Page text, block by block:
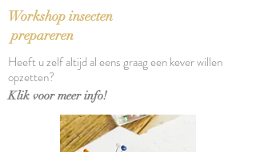
Verschijningsdatum: 1987
Aantal pagina's: 306
Workshop insecten
prepareren
Heeft u zelf altijd al eens graag een kever willen
opzetten?
Klik voor meer info!